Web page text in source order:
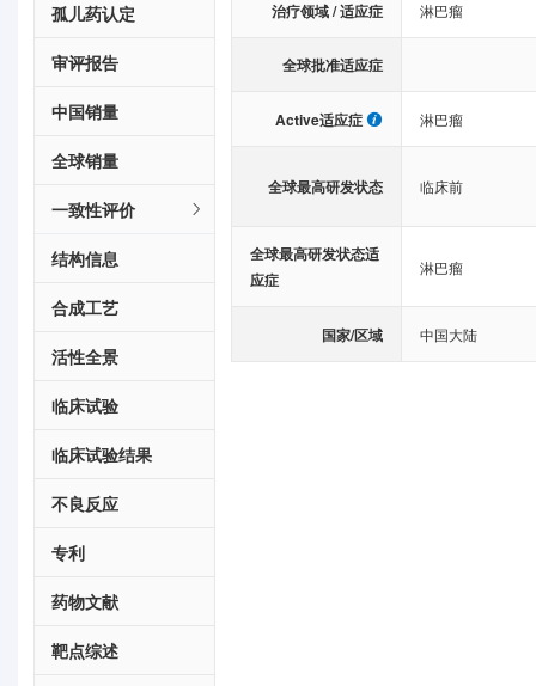
孤儿药认定
审评报告
中国销量
全球销量
一致性评价
结构信息
合成工艺
活性全景
临床试验
临床试验结果
不良反应
专利
药物文献
靶点综述
治疗领域 / 适应症 淋巴瘤
全球批准适应症
Active适应症 淋巴瘤
全球最高研发状态 临床前
全球最高研发状态适
应症
淋巴瘤
国家/区域 中国大陆